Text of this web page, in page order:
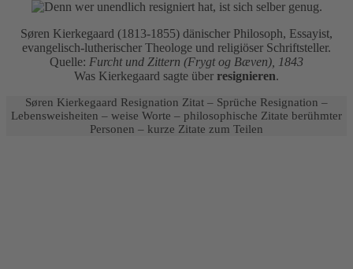
Søren Kierkegaard (1813-1855) dänischer Philosoph, Essayist,
evangelisch-lutherischer Theologe und religiöser Schriftsteller.
Quelle: Furcht und Zittern (Frygt og Bæven), 1843
Was Kierkegaard sagte über resignieren.
Søren Kierkegaard Resignation Zitat – Sprüche Resignation –
Lebensweisheiten – weise Worte – philosophische Zitate berühmter
Personen – kurze Zitate zum Teilen